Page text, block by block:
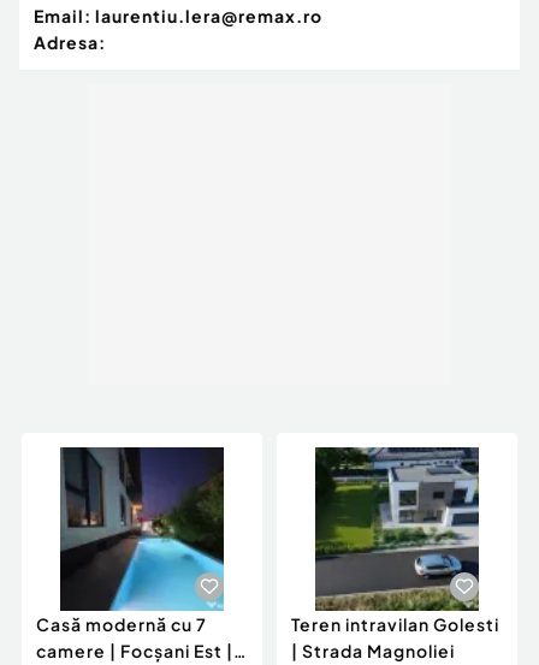
Email: laurentiu.lera@remax.ro
Adresa:
Casă modernă cu 7
camere | Focșani Est |
Teren intravilan Golesti
| Strada Magnoliei